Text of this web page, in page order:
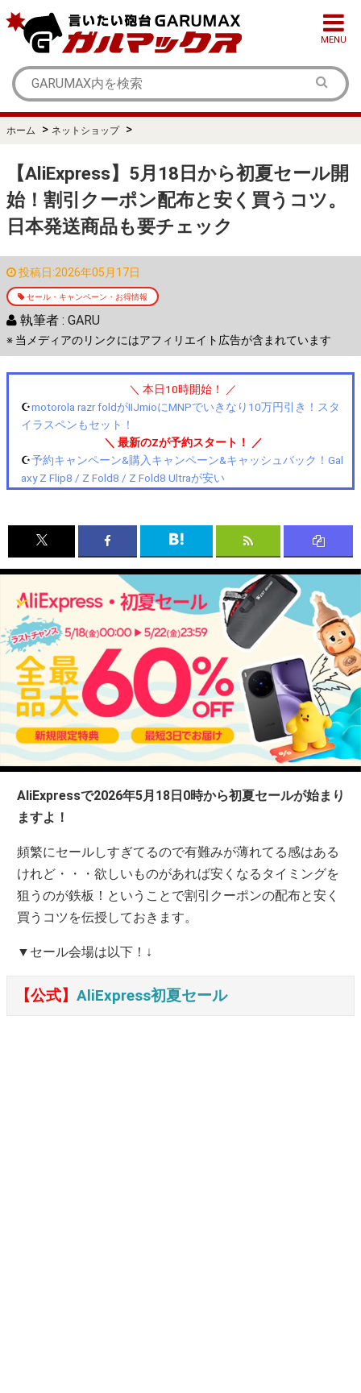
MENU
ホーム > ネットショップ >
【AliExpress】5月18日から初夏セール開
始！割引クーポン配布と安く買うコツ。
日本発送商品も要チェック
投稿日:2026年05月17日
セール・キャンペーン・お得情報
執筆者 : GARU
※ 当メディアのリンクにはアフィリエイト広告が含まれています
＼ 本日10時開始！ ／
☪️motorola razr foldがIIJmioにMNPでいきなり10万円引き！スタ
イラスペンもセット！
＼ 最新のZが予約スタート！ ／
☪️予約キャンペーン&購入キャンペーン&キャッシュバック！Gal
axy Z Flip8 / Z Fold8 / Z Fold8 Ultraが安い
AliExpressで2026年5月18日0時から初夏セールが始まり
ますよ！
頻繁にセールしすぎてるので有難みが薄れてる感はある
けれど・・・欲しいものがあれば安くなるタイミングを
狙うのが鉄板！ということで割引クーポンの配布と安く
買うコツを伝授しておきます。
▼セール会場は以下！↓
【公式】 AliExpress初夏セール